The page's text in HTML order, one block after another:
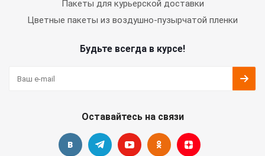
Пакеты для курьерской доставки
Цветные пакеты из воздушно-пузырчатой пленки
Будьте всегда в курсе!
Оставайтесь на связи